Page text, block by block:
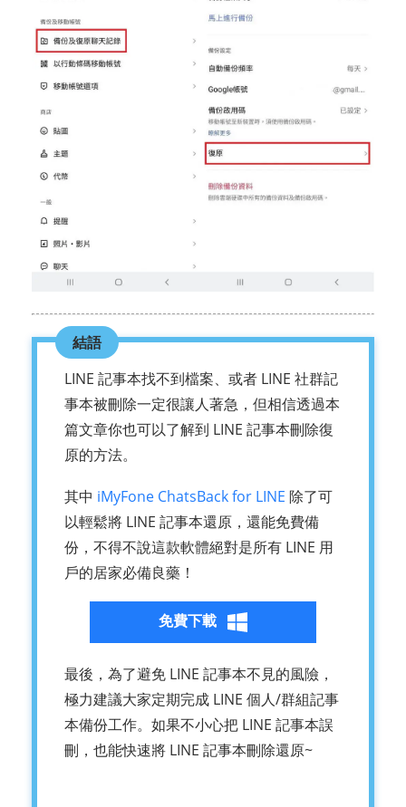
結語
LINE 記事本找不到檔案、或者 LINE 社群記
事本被刪除一定很讓人著急，但相信透過本
篇文章你也可以了解到 LINE 記事本刪除復
原的方法。
其中 iMyFone ChatsBack for LINE 除了可
以輕鬆將 LINE 記事本還原，還能免費備
份，不得不說這款軟體絕對是所有 LINE 用
戶的居家必備良藥！
免費下載
最後，為了避免 LINE 記事本不見的風險，
極力建議大家定期完成 LINE 個人/群組記事
本備份工作。如果不小心把 LINE 記事本誤
刪，也能快速將 LINE 記事本刪除還原~